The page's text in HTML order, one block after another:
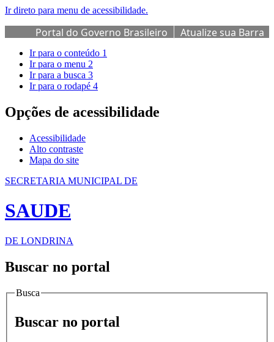
Ir direto para menu de acessibilidade.
Portal do Governo Brasileiro
Atualize sua Barra
de Governo
Ir para o conteúdo 1
Ir para o menu 2
Ir para a busca 3
Ir para o rodapé 4
Opções de acessibilidade
Acessibilidade
Alto contraste
Mapa do site
SECRETARIA MUNICIPAL DE
SAUDE
DE LONDRINA
Buscar no portal
Busca
Buscar no portal